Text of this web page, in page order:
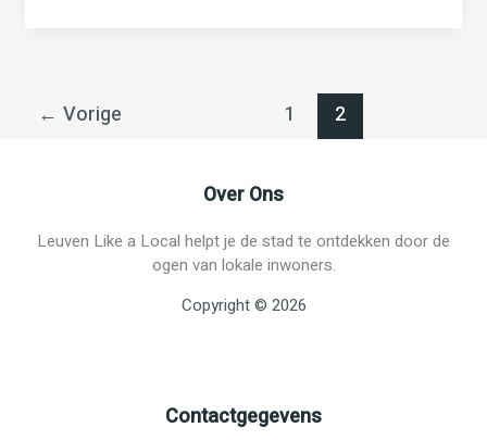
← Vorige 1 2
Over Ons
Leuven Like a Local helpt je de stad te ontdekken door de
ogen van lokale inwoners.
Copyright © 2026
Contactgegevens